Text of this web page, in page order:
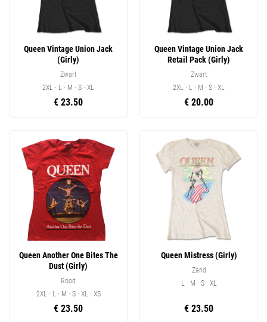
Queen Vintage Union Jack
(Girly)
Zwart
2XL · L · M · S · XL
€ 23.50
Queen Vintage Union Jack
Retail Pack (Girly)
Zwart
2XL · L · M · S · XL
€ 20.00
Queen Another One Bites The
Dust (Girly)
Rood
2XL · L · M · S · XL · XS
€ 23.50
Queen Mistress (Girly)
Zand
L · M · S · XL
€ 23.50